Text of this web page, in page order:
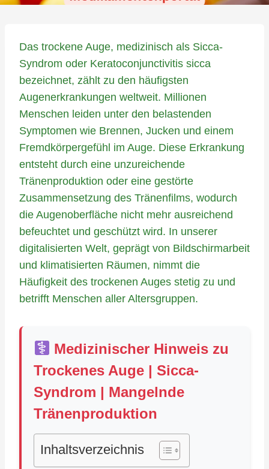
Das trockene Auge, medizinisch als Sicca-
Syndrom oder Keratoconjunctivitis sicca
bezeichnet, zählt zu den häufigsten
Augenerkrankungen weltweit. Millionen
Menschen leiden unter den belastenden
Symptomen wie Brennen, Jucken und einem
Fremdkörpergefühl im Auge. Diese Erkrankung
entsteht durch eine unzureichende
Tränenproduktion oder eine gestörte
Zusammensetzung des Tränenfilms, wodurch
die Augenoberfläche nicht mehr ausreichend
befeuchtet und geschützt wird. In unserer
digitalisierten Welt, geprägt von Bildschirmarbeit
und klimatisierten Räumen, nimmt die
Häufigkeit des trockenen Auges stetig zu und
betrifft Menschen aller Altersgruppen.
Medizinischer Hinweis zu
Trockenes Auge | Sicca-
Syndrom | Mangelnde
Tränenproduktion
Inhaltsverzeichnis